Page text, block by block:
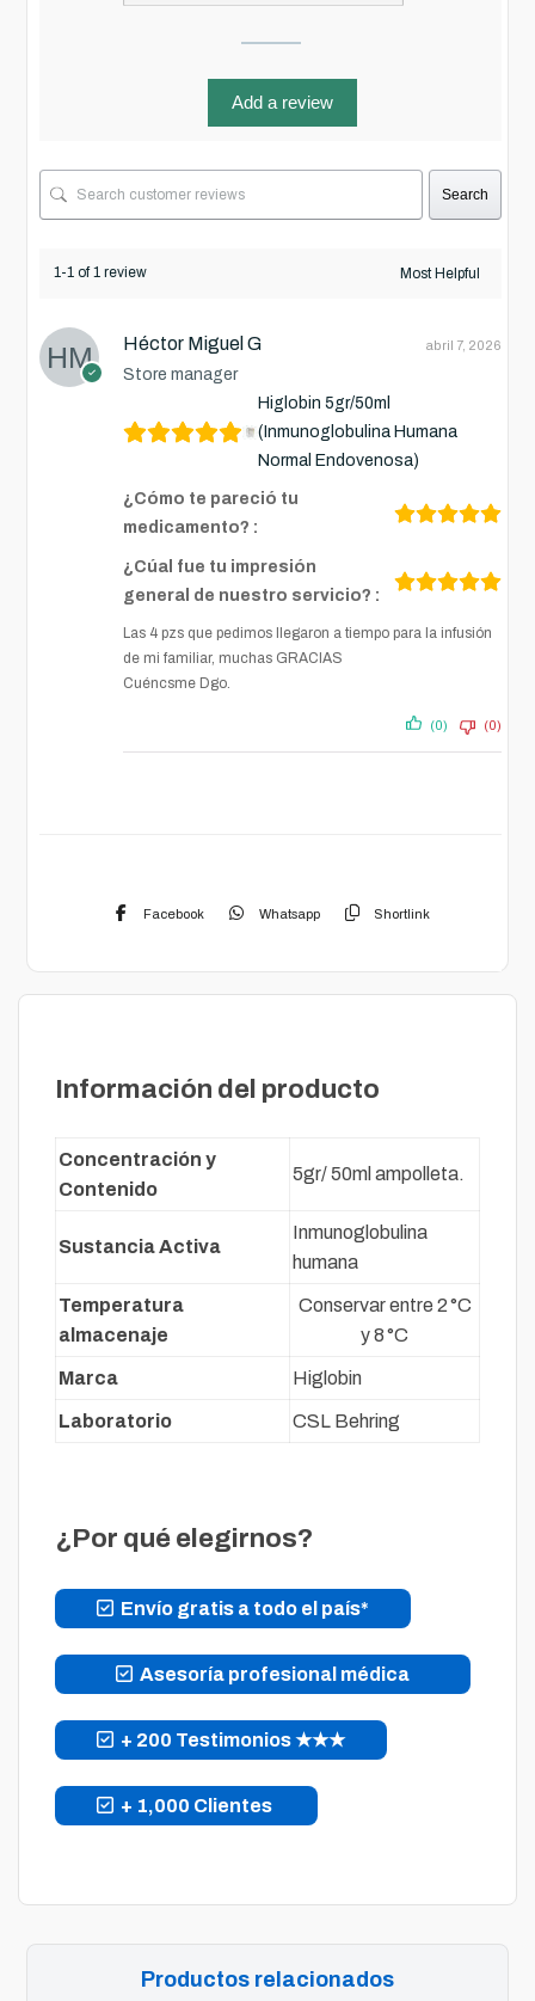
Add a review
Search
1-1 of 1 review
Héctor Miguel G
Store manager
abril 7, 2026
Higlobin 5gr/50ml
(Inmunoglobulina Humana
Normal Endovenosa)
¿Cómo te pareció tu
medicamento? :
¿Cúal fue tu impresión
general de nuestro servicio? :
Las 4 pzs que pedimos llegaron a tiempo para la infusión
de mi familiar, muchas GRACIAS
Cuéncsme Dgo.
(0) (0)
Facebook Whatsapp Shortlink
Información del producto
Concentración y
Contenido
5gr/ 50ml ampolleta.
Sustancia Activa
Inmunoglobulina
humana
Temperatura
almacenaje
Conservar entre 2 °C
y 8 °C
Marca Higlobin
Laboratorio CSL Behring
¿Por qué elegirnos?
Envío gratis a todo el país*
Asesoría profesional médica
+ 200 Testimonios ★★★
+ 1,000 Clientes
Productos relacionados